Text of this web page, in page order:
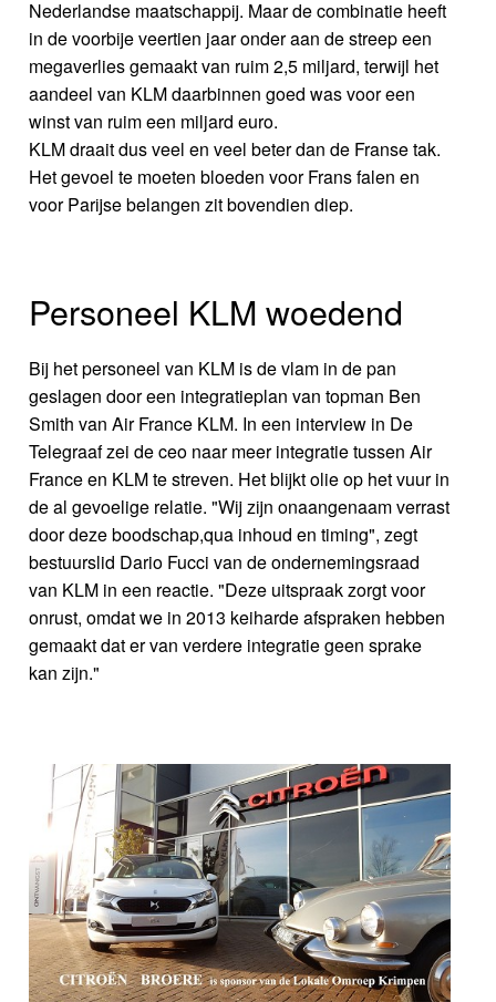
Nederlandse maatschappij. Maar de combinatie heeft
in de voorbije veertien jaar onder aan de streep een
megaverlies gemaakt van ruim 2,5 miljard, terwijl het
aandeel van KLM daarbinnen goed was voor een
winst van ruim een miljard euro.
KLM draait dus veel en veel beter dan de Franse tak.
Het gevoel te moeten bloeden voor Frans falen en
voor Parijse belangen zit bovendien diep.
Personeel KLM woedend
Bij het personeel van KLM is de vlam in de pan
geslagen door een integratieplan van topman Ben
Smith van Air France KLM. In een interview in De
Telegraaf zei de ceo naar meer integratie tussen Air
France en KLM te streven. Het blijkt olie op het vuur in
de al gevoelige relatie. "Wij zijn onaangenaam verrast
door deze boodschap,qua inhoud en timing", zegt
bestuurslid Dario Fucci van de ondernemingsraad
van KLM in een reactie. "Deze uitspraak zorgt voor
onrust, omdat we in 2013 keiharde afspraken hebben
gemaakt dat er van verdere integratie geen sprake
kan zijn."